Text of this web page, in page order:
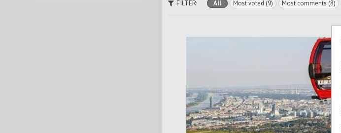
FILTER: All Most voted (9) Most comments (8)